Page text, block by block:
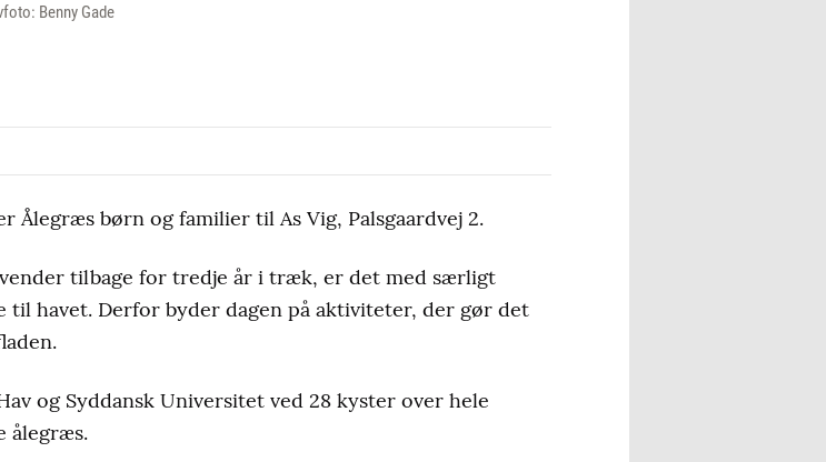
Benny Gade
Ålegræs børn og familier til As Vig, Palsgaardvej 2.
tilbage for tredje år i træk, er det med særligt
havet. Derfor byder dagen på aktiviteter, der gør det
og Syddansk Universitet ved 28 kyster over hele
ålegræs.